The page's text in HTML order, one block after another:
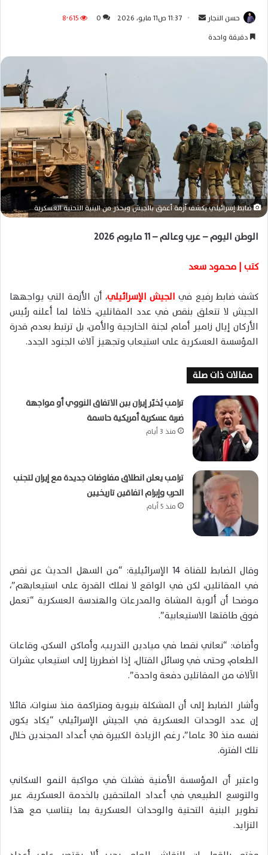
حسن النجار
ا
ل
ك
ت
ر
و
ن
ا
11:37 ص11 مايو، 2026 0
8٬615
دقيقة واحدة
ضابط إسرائيلي يكشف أزمة أعمق بالجيش ويحذر من البنية التحتية العسكرية
الوطن اليوم – عرب وعالم – 11 مايوم 2026
كتب | محمود سعد
كشف ضابط رفيع في الجيش الإسرائيلي، أن الأزمة التي يواجهها
الجيش لا تتعلق بنقص في عدد المقاتلين، خلافا لما أعلنه رئيس
الأركان إيال زامير أمام لجنة الخارجية والأمن، بل ترتبط بعدم قدرة
المؤسسة العسكرية على استيعاب وتجهيز آلاف الجنود الجدد.
مقالات ذات صلة
ترامب يُخيّر إيران بين الاتفاق النووي أو مواجهة
ضربة عسكرية أمريكية حاسمة
منذ 3 أيام
ترامب يعلن انطلاق مفاوضات جديدة مع إيران لتجنب
الحرب وإبرام اتفاقين تاريخيين
منذ 5 أيام
وقال الضابط للقناة 14 الإسرائيلية: “من السهل الحديث عن نقص
في المقاتلين، لكن في الواقع لا نملك القدرة على استيعابهم”،
موضحا أن ألوية المشاة والمدرعات والهندسة العسكرية “تعمل
فوق طاقتها الاستيعابية”.
وأضاف: “نعاني نقصا في ميادين التدريب، وأماكن السكن، وقاعات
الطعام، وحتى في وسائل القتال، إذا اضطررنا إلى استيعاب عشرات
الآلاف من المقاتلين دفعة واحدة”.
وأشار الضابط إلى أن المشكلة بنيوية ومتراكمة منذ سنوات، قائلا
إن عدد الوحدات العسكرية في الجيش الإسرائيلي “يكاد يكون
نفسه منذ 30 عاما”، رغم الزيادة الكبيرة في أعداد المجندين خلال
تلك الفترة.
واعتبر أن المؤسسة الأمنية فشلت في مواكبة النمو السكاني
والتوسع الطبيعي في أعداد الملتحقين بالخدمة العسكرية، عبر
تطوير البنية التحتية والوحدات العسكرية بما يتناسب مع هذا
التزايد.